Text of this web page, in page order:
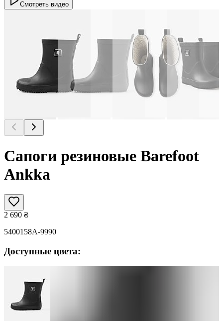
Смотреть видео
Сапоги резиновые Barefoot
Ankka
2 690 ₴
5400158A-9990
Доступные цвета: